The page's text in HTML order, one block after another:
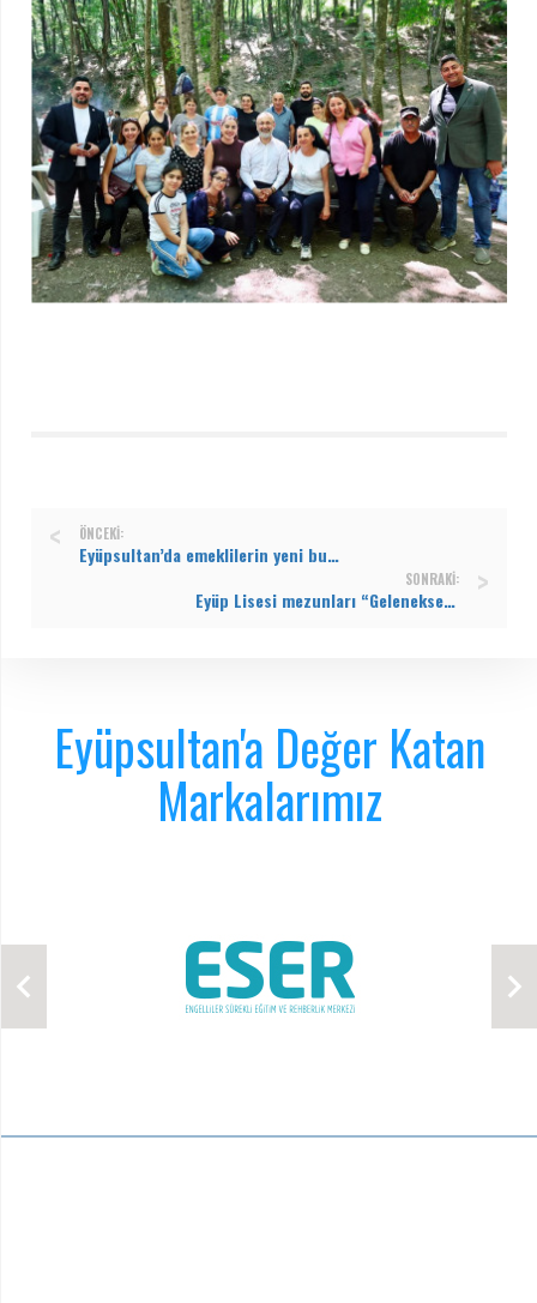
ÖNCEKI:
Eyüpsultan’da emeklilerin yeni buluşma noktası: Emekliler Lokali Musiki Kafe
SONRAKI:
Eyüp Lisesi mezunları “Geleneksel Pide Günü”nde buluştu
Eyüpsultan'a Değer Katan
Markalarımız